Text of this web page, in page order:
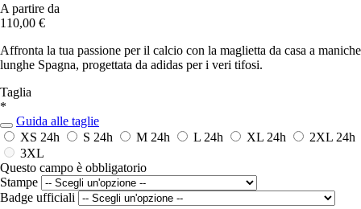
A partire da
110,00 €
Affronta la tua passione per il calcio con la maglietta da casa a maniche
lunghe Spagna, progettata da adidas per i veri tifosi.
Taglia
*
Guida alle taglie
XS 24h S 24h M 24h L 24h XL 24h 2XL 24h
3XL
Questo campo è obbligatorio
Stampe
Badge ufficiali